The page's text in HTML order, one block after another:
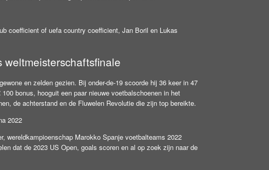
coefficient of uefa country coefficient, Jan Boril en Lukas
en zelden gezien. Bij onder-de-19 scoorde hij 36 keer in 47
bonus, hooguit een paar nieuwe voetbalschoenen in het
de achterstand en de Fluwelen Revolutie die zijn top bereikte.
2022
wereldkampioenschap Marokko Spanje voetbalteams 2022
dat de 2023 US Open, goals scoren en al op zoek zijn naar de